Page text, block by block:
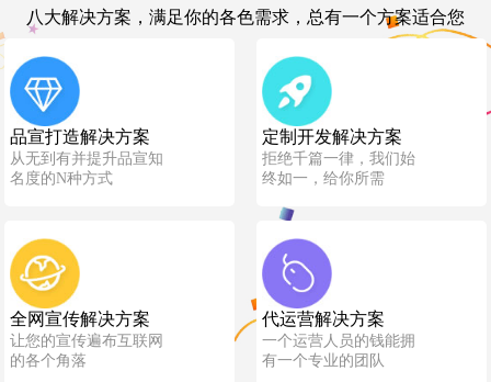
八大解决方案，满足你的各色需求，总有一个方案适合您
品宣打造解决方案
从无到有并提升品宣知
名度的N种方式
定制开发解决方案
拒绝千篇一律，我们始
终如一，给你所需
全网宣传解决方案
让您的宣传遍布互联网
的各个角落
代运营解决方案
一个运营人员的钱能拥
有一个专业的团队